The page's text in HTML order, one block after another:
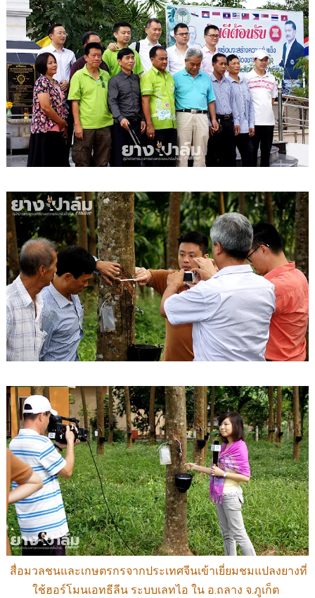
สื่อมวลชนและเกษตรกรจากประเทศจีนเข้าเยี่ยมชมแปลงยางที่
ใช้ฮอร์โมนเอทธีลีน ระบบเลทไอ ใน อ.ถลาง จ.ภูเก็ต